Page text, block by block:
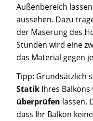
Außenbereich
aussehen. Dazu
der Maserung des
Stunden wird eine
das Material gegen
Tipp: Grundsätzlich
StatikIhres Balkons
überprüfen lassen.
dass Ihr Balkon